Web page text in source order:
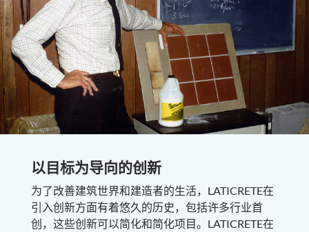
以目标为导向的创新
为了改善建筑世界和建造者的生活，LATICRETE在
引入创新方面有着悠久的历史，包括许多行业首
创，这些创新可以简化和简化项目。LATICRETE在